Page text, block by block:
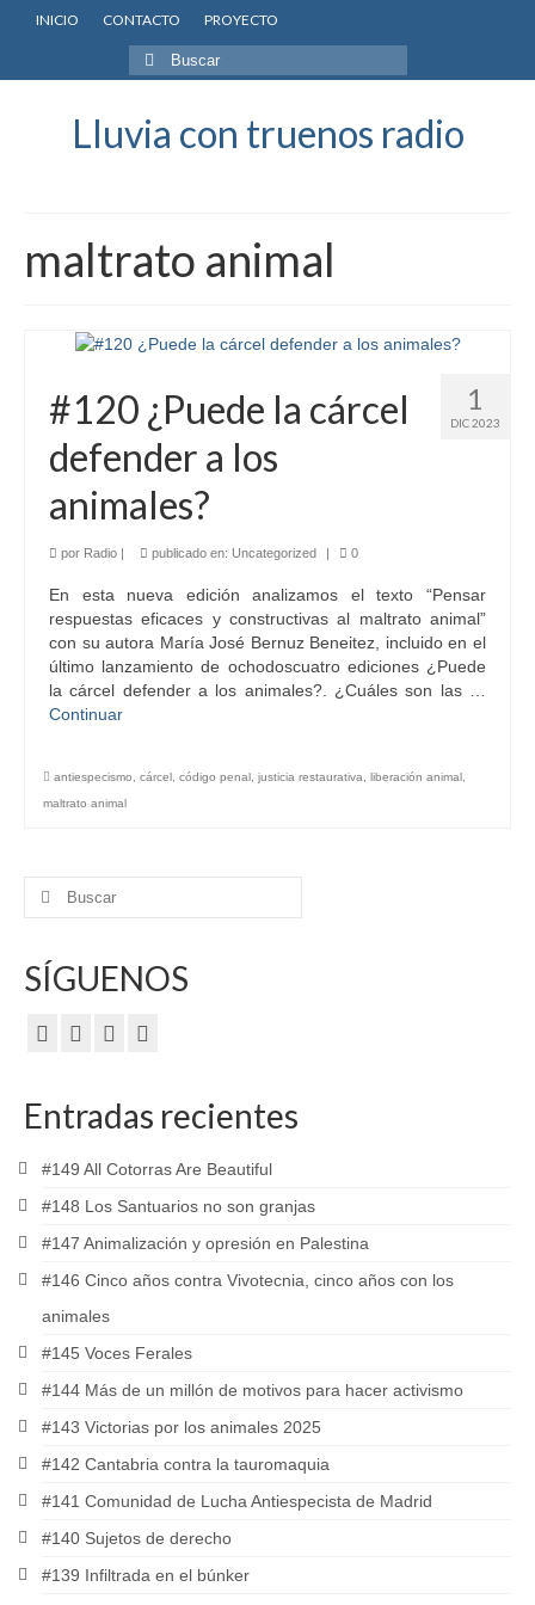
INICIO CONTACTO PROYECTO
Buscar
por:
Lluvia con truenos radio
maltrato animal
1
DIC 2023
#120 ¿Puede la cárcel
defender a los
animales?
por Radio publicado en: Uncategorized 0
En esta nueva edición analizamos el texto “Pensar
respuestas eficaces y constructivas al maltrato animal”
con su autora María José Bernuz Beneitez, incluido en el
último lanzamiento de ochodoscuatro ediciones ¿Puede
la cárcel defender a los animales?. ¿Cuáles son las …
Continuar
antiespecismo, cárcel, código penal, justicia restaurativa, liberación animal,
maltrato animal
Buscar
SÍGUENOS
Entradas recientes
#149 All Cotorras Are Beautiful
#148 Los Santuarios no son granjas
#147 Animalización y opresión en Palestina
#146 Cinco años contra Vivotecnia, cinco años con los
animales
#145 Voces Ferales
#144 Más de un millón de motivos para hacer activismo
#143 Victorias por los animales 2025
#142 Cantabria contra la tauromaquia
#141 Comunidad de Lucha Antiespecista de Madrid
#140 Sujetos de derecho
#139 Infiltrada en el búnker